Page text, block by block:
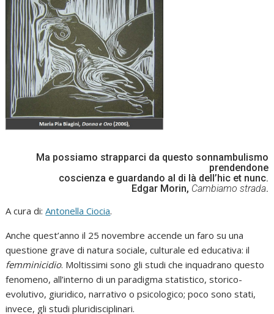
Ma possiamo strapparci da questo sonnambulismo
prendendone
coscienza e guardando al di là dell’hic et nunc.
Edgar Morin, Cambiamo strada.
A cura di:Antonella Ciocia.
Anche quest’anno il 25 novembre accende un faro su una
questione grave di natura sociale, culturale ed educativa: il
femminicidio. Moltissimi sono gli studi che inquadrano questo
fenomeno, all’interno di un paradigma statistico, storico-
evolutivo, giuridico, narrativo o psicologico; poco sono stati,
invece, gli studi pluridisciplinari.